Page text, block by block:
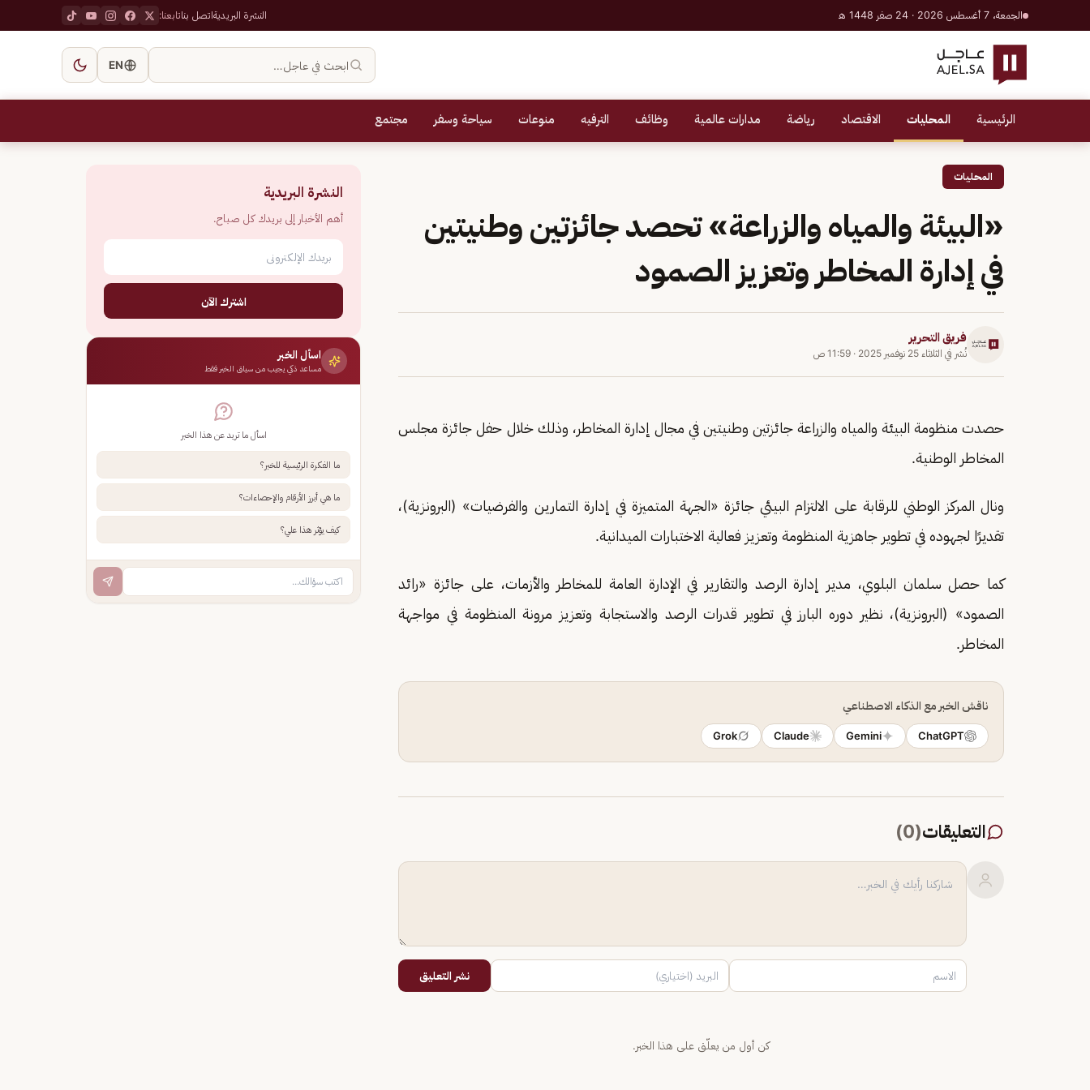
الجمعة، 7 أغسطس 2026 · 24 صفر 1448 هـ النشرة البريديةاتصل بناتابعنا:
ابحث في عاجل… EN
الرئيسية المحليات الاقتصاد رياضة مدارات عالمية وظائف الترفيه منوعات سياحة وسفر مجتمع
المحليات
«البيئة والمياه والزراعة» تحصد جائزتين وطنيتين
في إدارة المخاطر وتعزيز الصمود
فريق التحرير
نُشر في الثلاثاء 25 نوفمبر 2025 · 11:59 ص
حصدت منظومة البيئة والمياه والزراعة جائزتين وطنيتين في مجال إدارة المخاطر، وذلك خلال حفل جائزة مجلس
المخاطر الوطنية.
ونال المركز الوطني للرقابة على الالتزام البيئي جائزة «الجهة المتميزة في إدارة التمارين والفرضيات» (البرونزية)،
تقديرًا لجهوده في تطوير جاهزية المنظومة وتعزيز فعالية الاختبارات الميدانية.
كما حصل سلمان البلوي، مدير إدارة الرصد والتقارير في الإدارة العامة للمخاطر والأزمات، على جائزة «رائد
الصمود» (البرونزية)، نظير دوره البارز في تطوير قدرات الرصد والاستجابة وتعزيز مرونة المنظومة في مواجهة
المخاطر.
ناقش الخبر مع الذكاء الاصطناعي
ChatGPT
Gemini
Claude
Grok
التعليقات(
0
)
نشر التعليق
كن أول من يعلّق على هذا الخبر.
النشرة البريدية
أهم الأخبار إلى بريدك كل صباح.
اشترك الآن
اسأل الخبر
مساعد ذكي يجيب من سياق الخبر فقط
اسأل ما تريد عن هذا الخبر
ما الفكرة الرئيسية للخبر؟
ما هي أبرز الأرقام والإحصاءات؟
كيف يؤثر هذا علي؟